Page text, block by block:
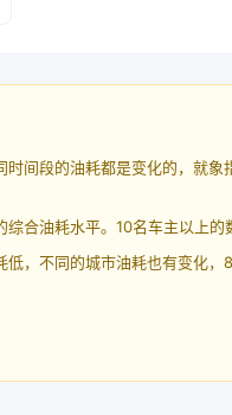
间段的油耗都是变化的，就
合油耗水平。10名车主以上的
，不同的城市油耗也有变化，